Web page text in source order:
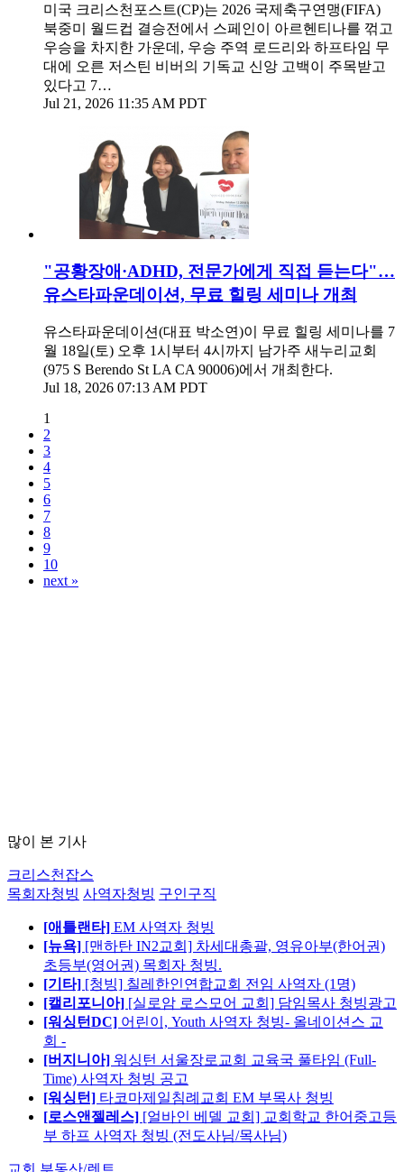
미국 크리스천포스트(CP)는 2026 국제축구연맹(FIFA)
북중미 월드컵 결승전에서 스페인이 아르헨티나를 꺾고
우승을 차지한 가운데, 우승 주역 로드리와 하프타임 무
대에 오른 저스틴 비버의 기독교 신앙 고백이 주목받고
있다고 7…
Jul 21, 2026 11:35 AM PDT
"공황장애·ADHD, 전문가에게 직접 듣는다"…
유스타파운데이션, 무료 힐링 세미나 개최
유스타파운데이션(대표 박소연)이 무료 힐링 세미나를 7
월 18일(토) 오후 1시부터 4시까지 남가주 새누리교회
(975 S Berendo St LA CA 90006)에서 개최한다.
Jul 18, 2026 07:13 AM PDT
1
2
3
4
5
6
7
8
9
10
next »
많이 본 기사
크리스천잡스
목회자청빙 사역자청빙 구인구직
[애틀랜타] EM 사역자 청빙
[뉴욕] [맨하탄 IN2교회] 차세대총괄, 영유아부(한어권)
초등부(영어권) 목회자 청빙.
[기타] [청빙] 칠레한인연합교회 전임 사역자 (1명)
[캘리포니아] [실로암 로스모어 교회] 담임목사 청빙광고
[워싱턴DC] 어린이, Youth 사역자 청빙- 올네이션스 교
회 -
[버지니아] 워싱턴 서울장로교회 교육국 풀타임 (Full-
Time) 사역자 청빙 공고
[워싱턴] 타코마제일침례교회 EM 부목사 청빙
[로스앤젤레스] [얼바인 베델 교회] 교회학교 한어중고등
부 하프 사역자 청빙 (전도사님/목사님)